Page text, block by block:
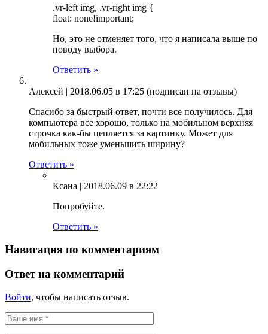
.vr-left img, .vr-right img {
float: none!important;
Но, это не отменяет того, что я написала выше по
поводу выбора.
Ответить »
Алексей | 2018.06.05 в 17:25 (подписан на отзывы)
Спасибо за быстрый ответ, почти все получилось. Для
компьютера все хорошо, только на мобильном верхняя
строчка как-бы цепляется за картинку. Может для
мобильных тоже уменьшить ширину?
Ответить »
Ксана | 2018.06.09 в 22:22
Попробуйте.
Ответить »
Навигация по комментариям
Ответ на комментарий
Войти, чтобы написать отзыв.